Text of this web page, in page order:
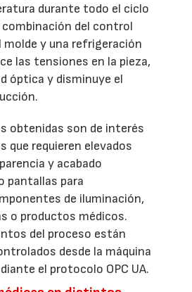
durante todo el ciclo
combinación del control
y una refrigeración
las tensiones en la pieza,
óptica y disminuye el
obtenidas son de interés
que requieren elevados
y acabado
pantallas para
de iluminación,
o productos médicos.
del proceso están
desde la máquina
el protocolo OPC UA.